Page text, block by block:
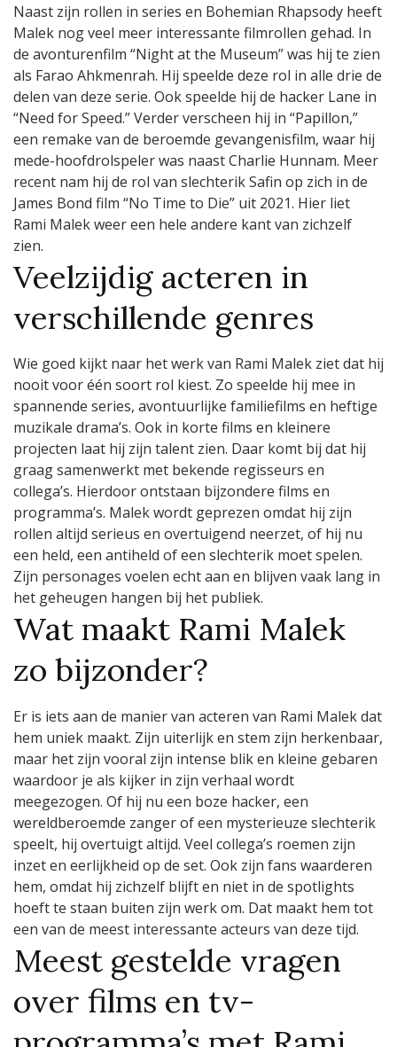
Naast zijn rollen in series en Bohemian Rhapsody heeft
Malek nog veel meer interessante filmrollen gehad. In
de avonturenfilm “Night at the Museum” was hij te zien
als Farao Ahkmenrah. Hij speelde deze rol in alle drie de
delen van deze serie. Ook speelde hij de hacker Lane in
“Need for Speed.” Verder verscheen hij in “Papillon,”
een remake van de beroemde gevangenisfilm, waar hij
mede-hoofdrolspeler was naast Charlie Hunnam. Meer
recent nam hij de rol van slechterik Safin op zich in de
James Bond film “No Time to Die” uit 2021. Hier liet
Rami Malek weer een hele andere kant van zichzelf
zien.
Veelzijdig acteren in
verschillende genres
Wie goed kijkt naar het werk van Rami Malek ziet dat hij
nooit voor één soort rol kiest. Zo speelde hij mee in
spannende series, avontuurlijke familiefilms en heftige
muzikale drama’s. Ook in korte films en kleinere
projecten laat hij zijn talent zien. Daar komt bij dat hij
graag samenwerkt met bekende regisseurs en
collega’s. Hierdoor ontstaan bijzondere films en
programma’s. Malek wordt geprezen omdat hij zijn
rollen altijd serieus en overtuigend neerzet, of hij nu
een held, een antiheld of een slechterik moet spelen.
Zijn personages voelen echt aan en blijven vaak lang in
het geheugen hangen bij het publiek.
Wat maakt Rami Malek
zo bijzonder?
Er is iets aan de manier van acteren van Rami Malek dat
hem uniek maakt. Zijn uiterlijk en stem zijn herkenbaar,
maar het zijn vooral zijn intense blik en kleine gebaren
waardoor je als kijker in zijn verhaal wordt
meegezogen. Of hij nu een boze hacker, een
wereldberoemde zanger of een mysterieuze slechterik
speelt, hij overtuigt altijd. Veel collega’s roemen zijn
inzet en eerlijkheid op de set. Ook zijn fans waarderen
hem, omdat hij zichzelf blijft en niet in de spotlights
hoeft te staan buiten zijn werk om. Dat maakt hem tot
een van de meest interessante acteurs van deze tijd.
Meest gestelde vragen
over films en tv-